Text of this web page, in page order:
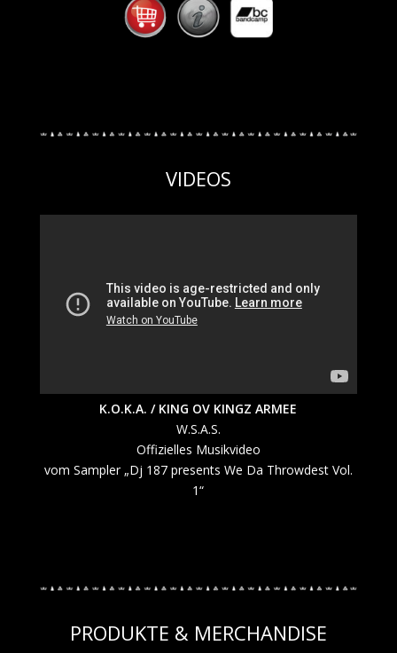
VIDEOS
K.O.K.A. / KING OV KINGZ ARMEE
W.S.A.S.
Offizielles Musikvideo
vom Sampler „Dj 187 presents We Da Throwdest Vol.
1“
PRODUKTE & MERCHANDISE